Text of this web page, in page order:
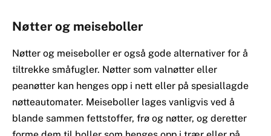
Nøtter og meiseboller
Nøtter og meiseboller er også gode alternativer for å
tiltrekke småfugler. Nøtter som valnøtter eller
peanøtter kan henges opp i nett eller på spesiallagde
nøtteautomater. Meiseboller lages vanligvis ved å
blande sammen fettstoffer, frø og nøtter, og deretter